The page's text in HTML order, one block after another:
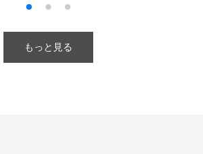
もっと見る